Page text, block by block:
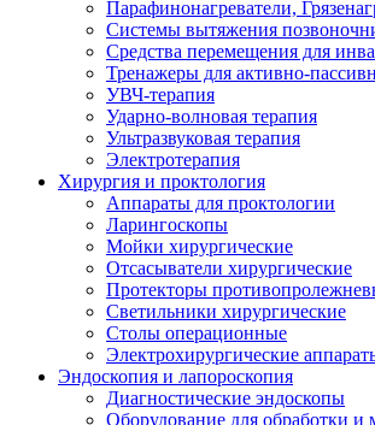
Парафинонагреватели,
Системы вытяжения
Средства перемещения для
Тренажеры для активно-
УВЧ-терапия
Ударно-волновая терапия
Ультразвуковая терапия
Электротерапия
Хирургия и проктология
Аппараты для проктологии
Ларингоскопы
Мойки хирургические
Отсасыватели хирургические
Протекторы
Светильники хирургические
Столы операционные
Электрохирургические
Эндоскопия и лапороскопия
Диагностические эндоскопы
Оборудование для обработки и